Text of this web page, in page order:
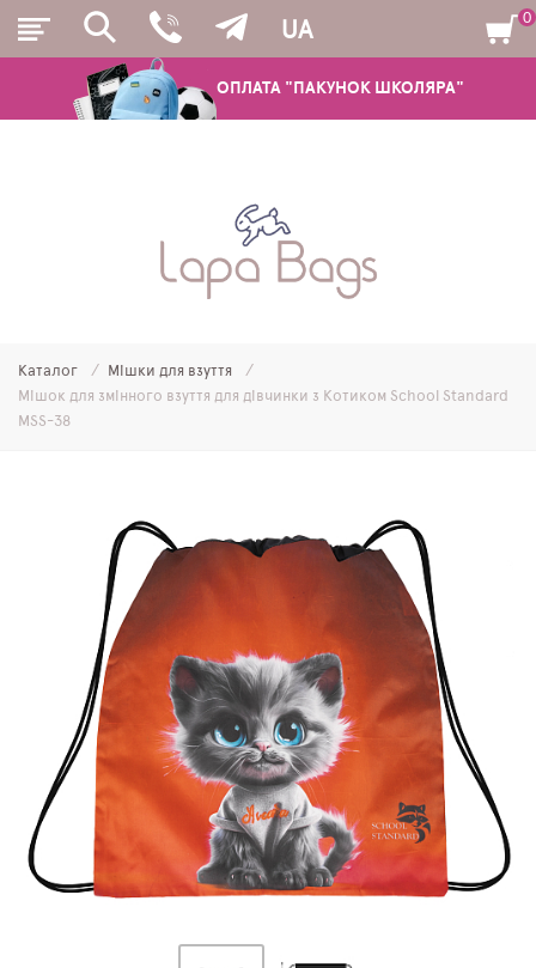
ОПЛАТА "ПАКУНОК ШКОЛЯРА"
UA
ШКІЛЬНІ РЮКЗАКИ ТА РАНЦІ
МОЛОДІЖНІ РЮКЗАКИ
ПЛЯШКИ ДЛЯ ВОДИ
SCHOOL STANDARD
SKYNAME
РОЗПРОДАЖ
0
Каталог
Мішки для взуття
Мішок для змінного взуття для дівчинки з Котиком School Standard
MSS-38